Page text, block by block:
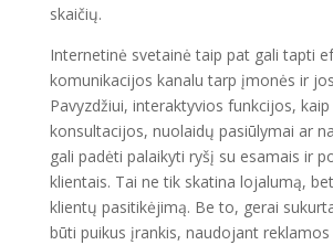
skaičių.
Internetinė svetainė taip pat gali tapti
komunikacijos kanalu tarp įmonės ir
Pavyzdžiui, interaktyvios funkcijos,
konsultacijos, nuolaidų pasiūlymai ar
gali padėti palaikyti ryšį su esamais ir
klientais. Tai ne tik skatina lojalumą,
klientų pasitikėjimą. Be to, gerai
būti puikus įrankis, naudojant